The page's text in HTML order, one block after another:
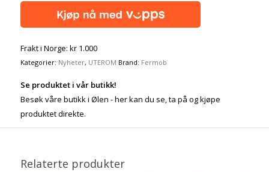
Frakt i Norge: kr 1.000
Kategorier: Nyheter, UTEROM Brand: Fermob
Se produktet i vår butikk!
Besøk våre butikk i Ølen - her kan du se, ta på og kjøpe
produktet direkte.
Relaterte produkter